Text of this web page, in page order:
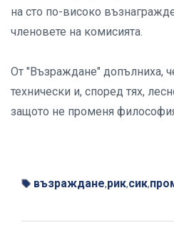
на сто по-високо
членовете на комисията.
От "Възраждане" допълниха,
технически и, според тях,
защото не променя
възраждане,рик,сик,